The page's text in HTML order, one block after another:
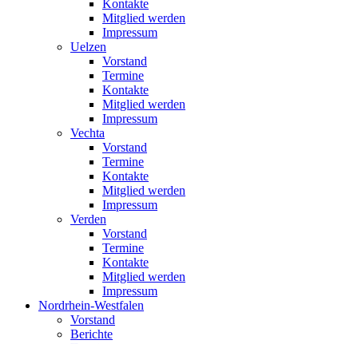
Kontakte
Mitglied werden
Impressum
Uelzen
Vorstand
Termine
Kontakte
Mitglied werden
Impressum
Vechta
Vorstand
Termine
Kontakte
Mitglied werden
Impressum
Verden
Vorstand
Termine
Kontakte
Mitglied werden
Impressum
Nordrhein-Westfalen
Vorstand
Berichte